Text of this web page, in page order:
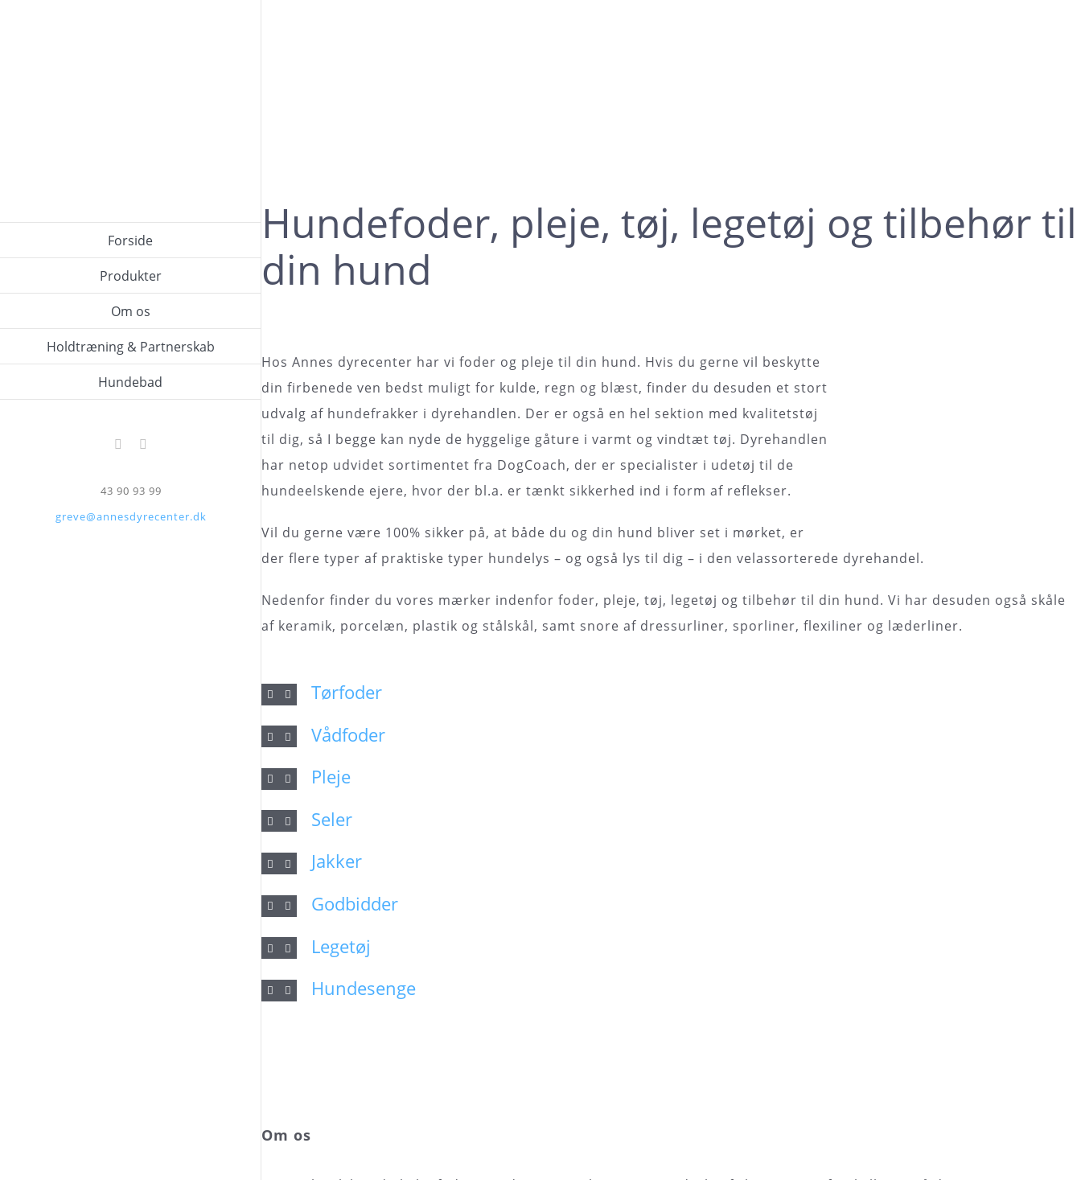
Forside
Produkter
Om os
Holdtræning & Partnerskab
Hundebad
Facebook
43 90 93 99
greve@annesdyrecenter.dk
Hundefoder, pleje, tøj, legetøj og tilbehør til
din hund
Hos Annes dyrecenter har vi foder og pleje til din hund. Hvis du gerne vil beskytte
din firbenede ven bedst muligt for kulde, regn og blæst, finder du desuden et stort
udvalg af hundefrakker i dyrehandlen. Der er også en hel sektion med kvalitetstøj
til dig, så I begge kan nyde de hyggelige gåture i varmt og vindtæt tøj. Dyrehandlen
har netop udvidet sortimentet fra DogCoach, der er specialister i udetøj til de
hundeelskende ejere, hvor der bl.a. er tænkt sikkerhed ind i form af reflekser.
Vil du gerne være 100% sikker på, at både du og din hund bliver set i mørket, er
der flere typer af praktiske typer hundelys – og også lys til dig – i den velassorterede dyrehandel.
Nedenfor finder du vores mærker indenfor foder, pleje, tøj, legetøj og tilbehør til din hund. Vi har desuden også skåle
af keramik, porcelæn, plastik og stålskål, samt snore af dressurliner, sporliner, flexiliner og læderliner.
Tørfoder
Vådfoder
Pleje
Seler
Jakker
Godbidder
Legetøj
Hundesenge
Om os